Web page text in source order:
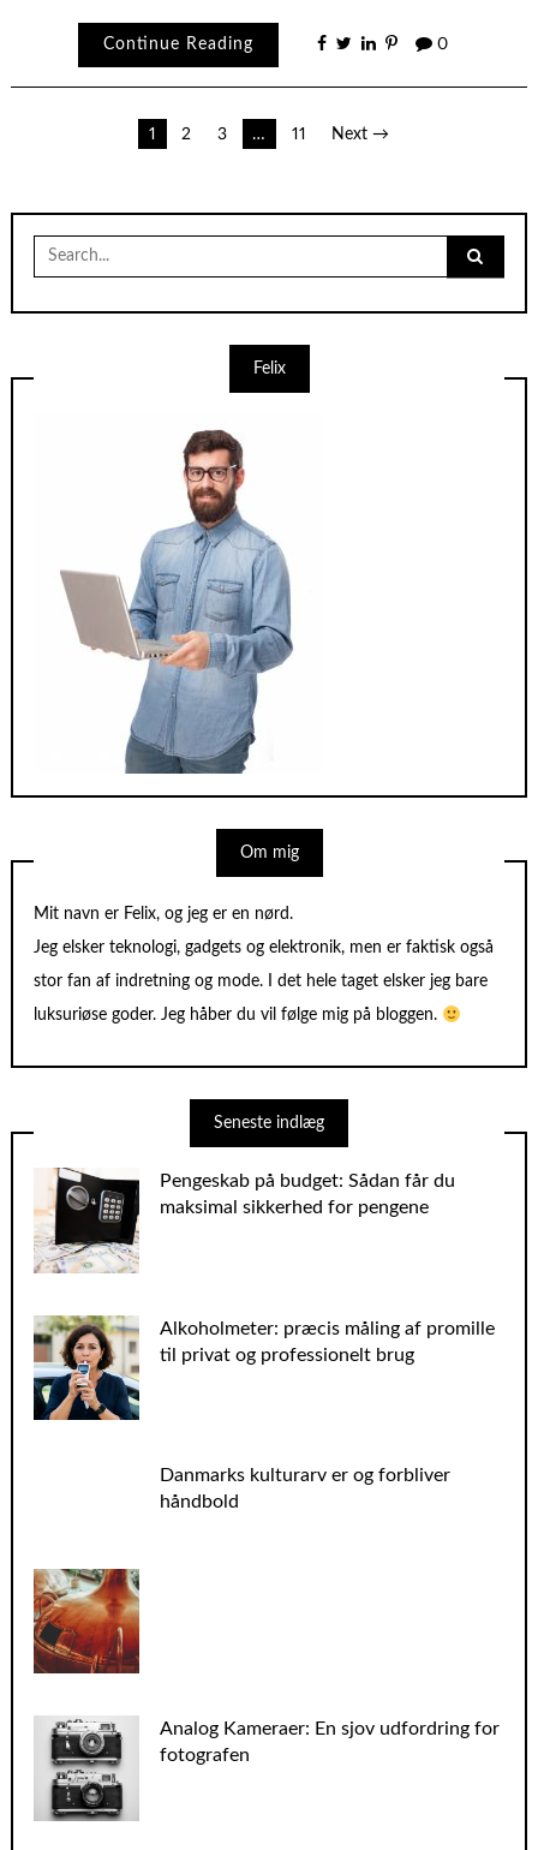
Continue Reading 0
Indlægsinddeling
1 2 3 … 11 Next →
Search
for:
Felix
Om mig
Mit navn er Felix, og jeg er en nørd.
Jeg elsker teknologi, gadgets og elektronik, men er faktisk også
stor fan af indretning og mode. I det hele taget elsker jeg bare
luksuriøse goder. Jeg håber du vil følge mig på bloggen.
Seneste indlæg
Pengeskab på budget: Sådan får du
maksimal sikkerhed for pengene
Alkoholmeter: præcis måling af promille
til privat og professionelt brug
Danmarks kulturarv er og forbliver
håndbold
Analog Kameraer: En sjov udfordring for
fotografen